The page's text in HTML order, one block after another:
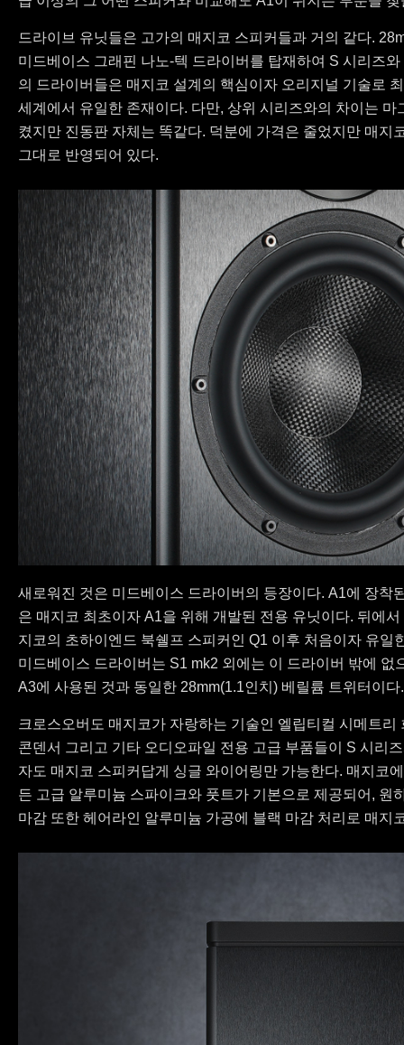
드라이브 유닛들은 고가의 매지코 스피커들과 거의 같다.
미드베이스 그래핀 나노-텍 드라이버를 탑재하여 S 시리즈
의 드라이버들은 매지코 설계의 핵심이자 오리지널 기술로
세계에서 유일한 존재이다. 다만, 상위 시리즈와의 차이는
켰지만 진동판 자체는 똑같다. 덕분에 가격은 줄었지만 매지
그대로 반영되어 있다.
새로워진 것은 미드베이스 드라이버의 등장이다. A1에 장착
은 매지코 최초이자 A1을 위해 개발된 전용 유닛이다. 뒤에
지코의 초하이엔드 북쉘프 스피커인 Q1 이후 처음이자 유일
미드베이스 드라이버는 S1 mk2 외에는 이 드라이버 밖에
A3에 사용된 것과 동일한 28mm(1.1인치) 베릴륨 트위터이다.
크로스오버도 매지코가 자랑하는 기술인 엘립티컬 시메트
콘덴서 그리고 기타 오디오파일 전용 고급 부품들이 S 시리
자도 매지코 스피커답게 싱글 와이어링만 가능한다. 매지코
든 고급 알루미늄 스파이크와 풋트가 기본으로 제공되어, 원
마감 또한 헤어라인 알루미늄 가공에 블랙 마감 처리로 매지